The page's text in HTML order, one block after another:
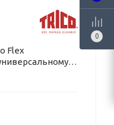
Flex
0